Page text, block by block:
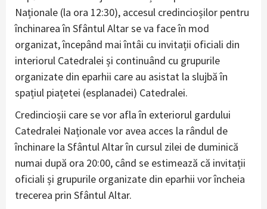
Naționale (la ora 12:30), accesul credincioșilor pentru
închinarea în Sfântul Altar se va face în mod
organizat, începând mai întâi cu invitații oficiali din
interiorul Catedralei și continuând cu grupurile
organizate din eparhii care au asistat la slujbă în
spațiul piațetei (esplanadei) Catedralei.
Credincioșii care se vor afla în exteriorul gardului
Catedralei Naționale vor avea acces la rândul de
închinare la Sfântul Altar în cursul zilei de duminică
numai după ora 20:00, când se estimează că invitații
oficiali și grupurile organizate din eparhii vor încheia
trecerea prin Sfântul Altar.